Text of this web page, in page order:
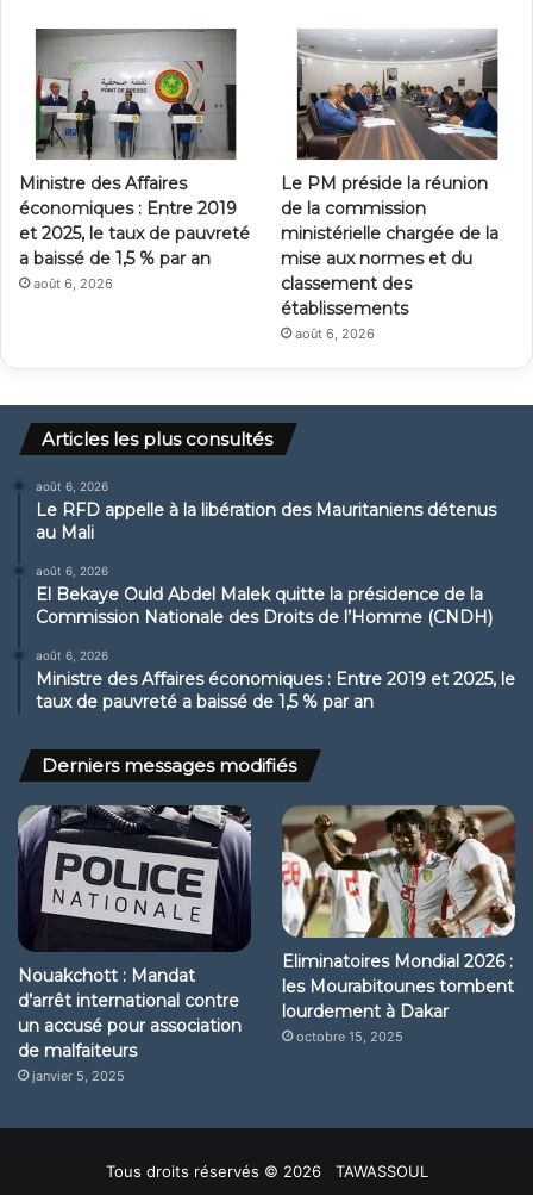
Ministre des Affaires
économiques : Entre 2019
et 2025, le taux de pauvreté
a baissé de 1,5 % par an
août 6, 2026
Le PM préside la réunion
de la commission
ministérielle chargée de la
mise aux normes et du
classement des
établissements
août 6, 2026
Articles les plus consultés
août 6, 2026
Le RFD appelle à la libération des Mauritaniens détenus
au Mali
août 6, 2026
El Bekaye Ould Abdel Malek quitte la présidence de la
Commission Nationale des Droits de l’Homme (CNDH)
août 6, 2026
Ministre des Affaires économiques : Entre 2019 et 2025, le
taux de pauvreté a baissé de 1,5 % par an
Derniers messages modifiés
Nouakchott : Mandat
d’arrêt international contre
un accusé pour association
de malfaiteurs
janvier 5, 2025
Eliminatoires Mondial 2026 :
les Mourabitounes tombent
lourdement à Dakar
octobre 15, 2025
Tous droits réservés © 2026 TAWASSOUL